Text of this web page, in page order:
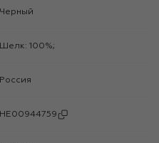
Черный
Шелк: 100%;
Россия
HE00944759